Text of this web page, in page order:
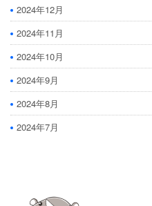
2024年12月
2024年11月
2024年10月
2024年9月
2024年8月
2024年7月